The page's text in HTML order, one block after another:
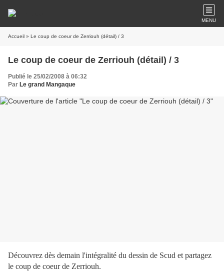
MENU
Accueil » Le coup de coeur de Zerriouh (détail) / 3
Le coup de coeur de Zerriouh (détail) / 3
Publié le 25/02/2008 à 06:32
Par Le grand Mangaque
Découvrez dès demain l'intégralité du dessin de Scud et partagez
le coup de coeur de Zerriouh.